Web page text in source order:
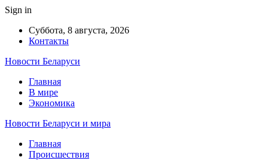
Sign in
Суббота, 8 августа, 2026
Контакты
Новости Беларуси
Главная
В мире
Экономика
Новости Беларуси и мира
Главная
Происшествия